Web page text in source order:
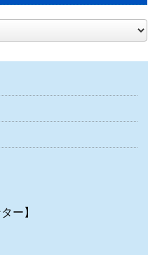
ー】